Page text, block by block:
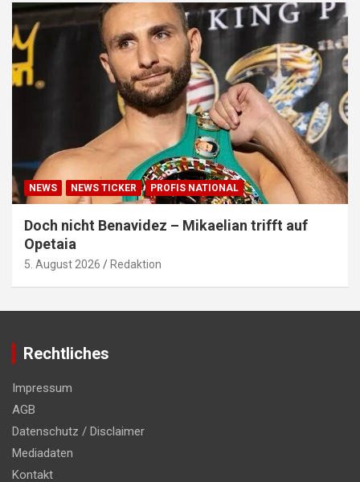
NEWS NEWS TICKER PROFIS NATIONAL
Doch nicht Benavidez – Mikaelian trifft auf
Opetaia
5. August 2026 Redaktion
Rechtliches
Impressum
AGB
Datenschutz / Disclaimer
Mediadaten
Kontakt